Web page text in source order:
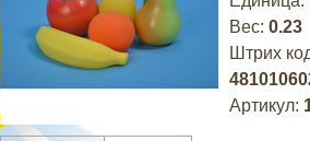
Вес: 0.23
Штрих
Артикул: